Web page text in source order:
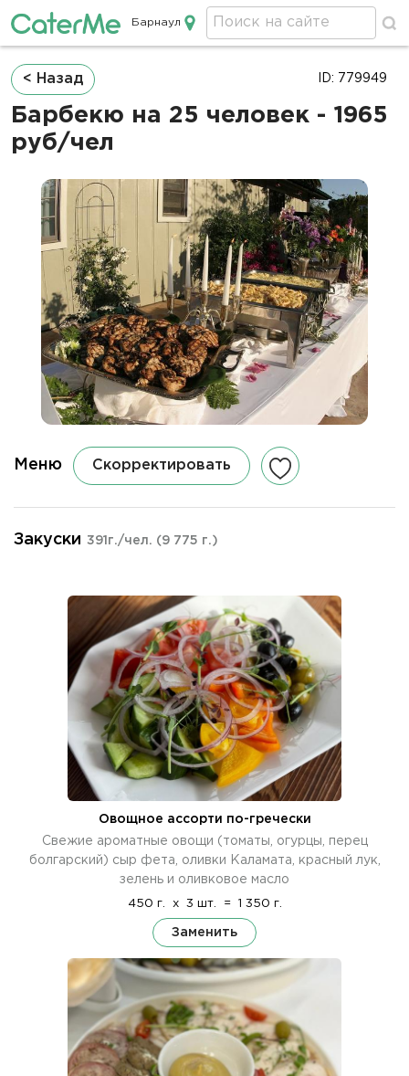
Кейтеринг в Барнауле
Барнаул
Строка
навигации
< Назад
Барбекю на 25 человек - 1965
руб/чел
ID: 779949
Меню Скорректировать
Закуски 391г./чел. (9 775 г.)
Овощное ассорти по-гречески
Свежие ароматные овощи (томаты, огурцы, перец
болгарский) сыр фета, оливки Каламата, красный лук,
зелень и оливковое масло
450 г. x 3 шт. = 1 350 г.
Заменить